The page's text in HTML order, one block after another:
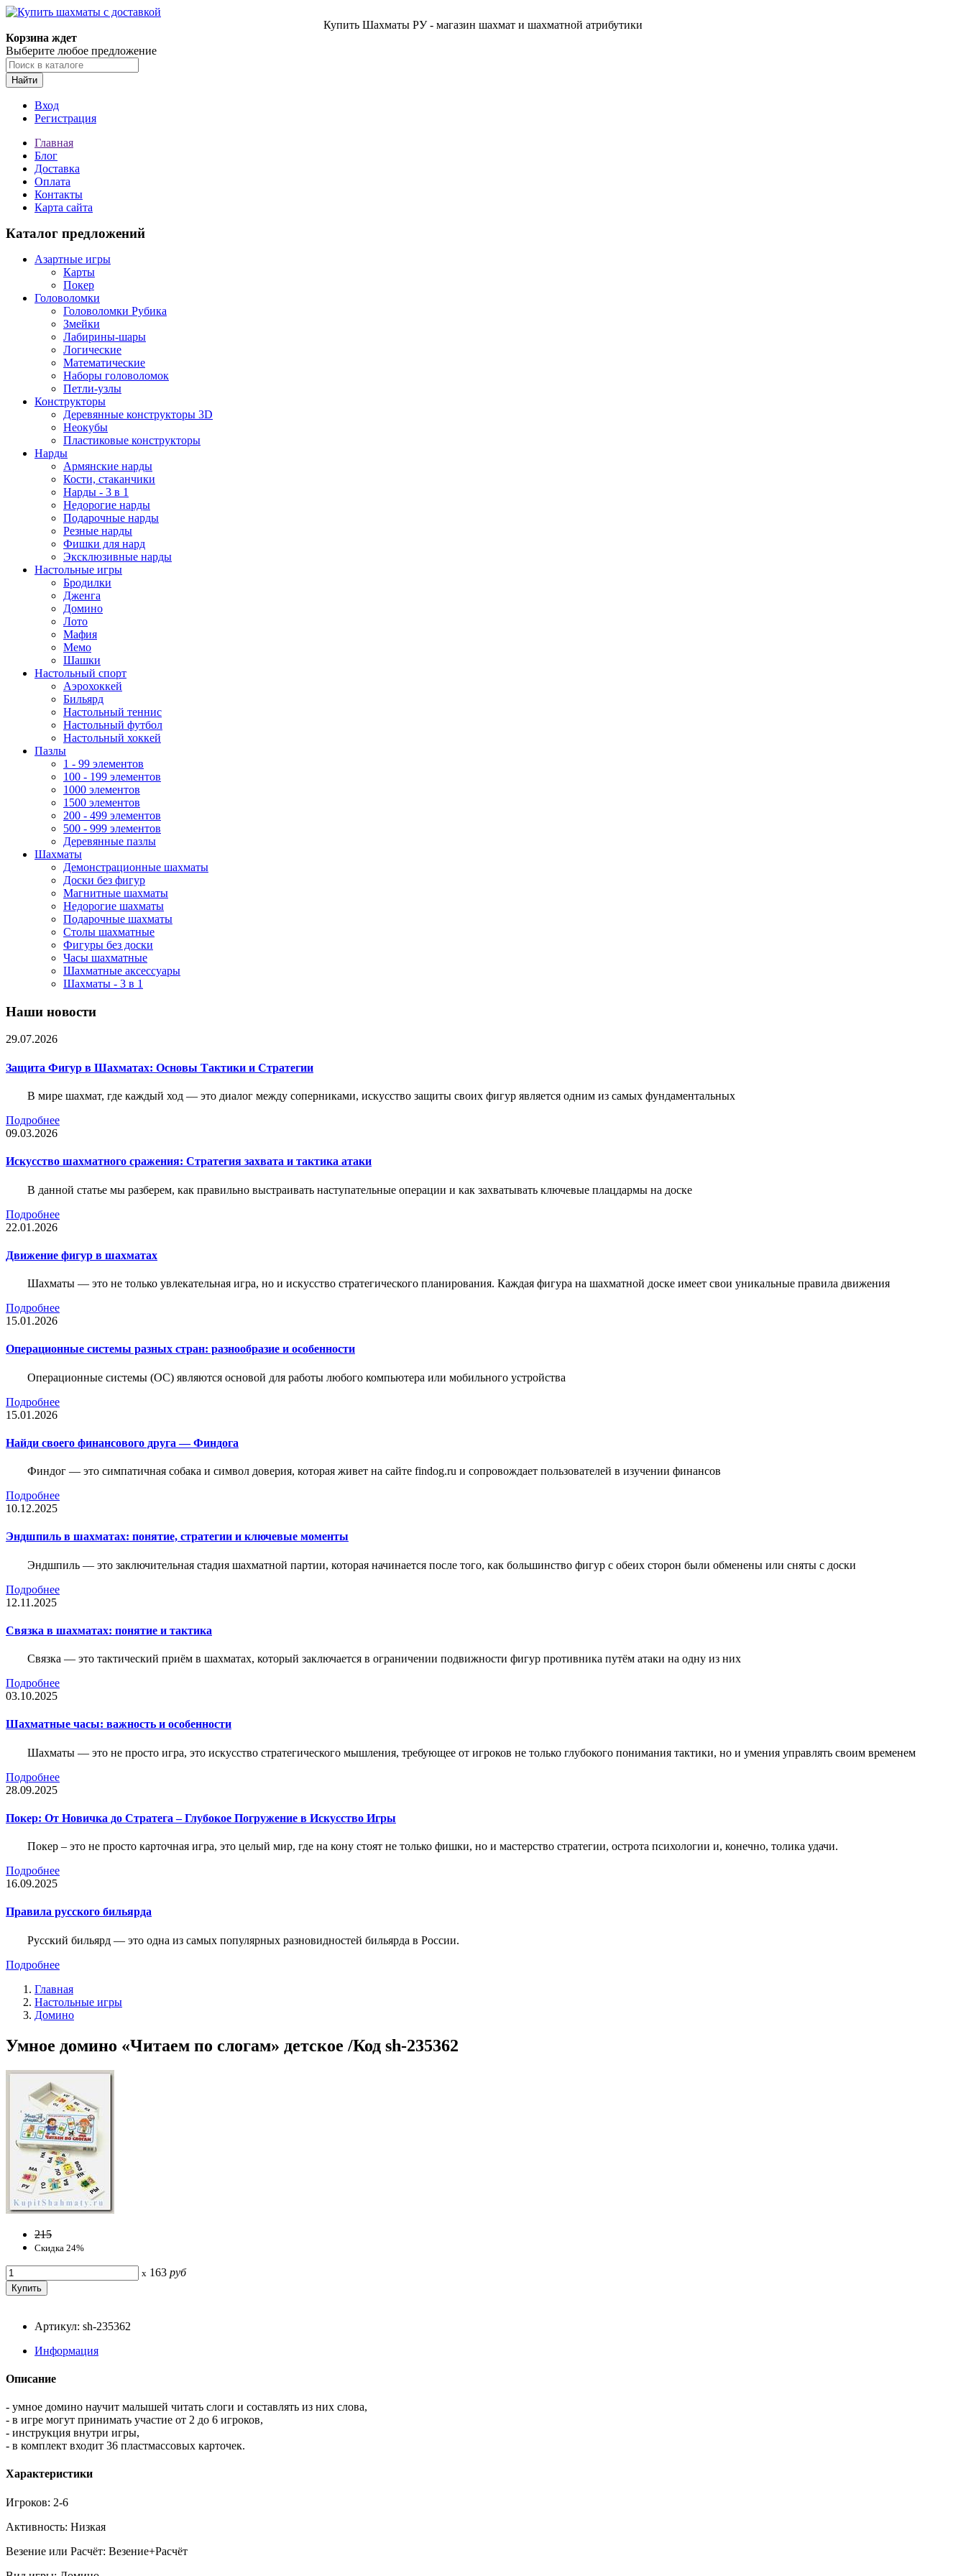
Купить Шахматы РУ - магазин шахмат и шахматной атрибутики
Корзина ждет
Выберите любое предложение
Найти
Вход
Регистрация
Главная
Блог
Доставка
Оплата
Контакты
Карта сайта
Каталог предложений
Азартные игры
Карты
Покер
Головоломки
Головоломки Рубика
Змейки
Лабирины-шары
Логические
Математические
Наборы головоломок
Петли-узлы
Конструкторы
Деревянные конструкторы 3D
Неокубы
Пластиковые конструкторы
Нарды
Армянские нарды
Кости, стаканчики
Нарды - 3 в 1
Недорогие нарды
Подарочные нарды
Резные нарды
Фишки для нард
Эксклюзивные нарды
Настольные игры
Бродилки
Дженга
Домино
Лото
Мафия
Мемо
Шашки
Настольный спорт
Аэрохоккей
Бильярд
Настольный теннис
Настольный футбол
Настольный хоккей
Пазлы
1 - 99 элементов
100 - 199 элементов
1000 элементов
1500 элементов
200 - 499 элементов
500 - 999 элементов
Деревянные пазлы
Шахматы
Демонстрационные шахматы
Доски без фигур
Магнитные шахматы
Недорогие шахматы
Подарочные шахматы
Столы шахматные
Фигуры без доски
Часы шахматные
Шахматные аксессуары
Шахматы - 3 в 1
Наши новости
29.07.2026
Защита Фигур в Шахматах: Основы Тактики и Стратегии
В мире шахмат, где каждый ход — это диалог между соперниками, искусство защиты своих фигур является одним из самых фундаментальных
Подробнее
09.03.2026
Искусство шахматного сражения: Стратегия захвата и тактика атаки
В данной статье мы разберем, как правильно выстраивать наступательные операции и как захватывать ключевые плацдармы на доске
Подробнее
22.01.2026
Движение фигур в шахматах
Шахматы — это не только увлекательная игра, но и искусство стратегического планирования. Каждая фигура на шахматной доске имеет свои уникальные правила движения
Подробнее
15.01.2026
Операционные системы разных стран: разнообразие и особенности
Операционные системы (ОС) являются основой для работы любого компьютера или мобильного устройства
Подробнее
15.01.2026
Найди своего финансового друга — Финдога
Финдог — это симпатичная собака и символ доверия, которая живет на сайте findog.ru и сопровождает пользователей в изучении финансов
Подробнее
10.12.2025
Эндшпиль в шахматах: понятие, стратегии и ключевые моменты
Эндшпиль — это заключительная стадия шахматной партии, которая начинается после того, как большинство фигур с обеих сторон были обменены или сняты с доски
Подробнее
12.11.2025
Связка в шахматах: понятие и тактика
Связка — это тактический приём в шахматах, который заключается в ограничении подвижности фигур противника путём атаки на одну из них
Подробнее
03.10.2025
Шахматные часы: важность и особенности
Шахматы — это не просто игра, это искусство стратегического мышления, требующее от игроков не только глубокого понимания тактики, но и умения управлять своим временем
Подробнее
28.09.2025
Покер: От Новичка до Стратега – Глубокое Погружение в Искусство Игры
Покер – это не просто карточная игра, это целый мир, где на кону стоят не только фишки, но и мастерство стратегии, острота психологии и, конечно, толика удачи.
Подробнее
16.09.2025
Правила русского бильярда
Русский бильярд — это одна из самых популярных разновидностей бильярда в России.
Подробнее
Главная
Настольные игры
Домино
Умное домино «Читаем по слогам» детское /Код sh-235362
215
Скидка 24%
x 163 руб
Артикул: sh-235362
Информация
Описание
- умное домино научит малышей читать слоги и составлять из них слова,
- в игре могут принимать участие от 2 до 6 игроков,
- инструкция внутри игры,
- в комплект входит 36 пластмассовых карточек.
Характеристики
Игроков: 2-6
Активность: Низкая
Везение или Расчёт: Везение+Расчёт